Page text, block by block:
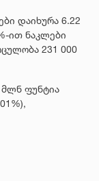
დაიხურა 6.22
ით ნაკლები
231 000
მლნ ფუნტია